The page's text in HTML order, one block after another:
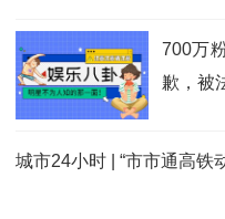
700万
歉，被
城市24小时 | “市市通高铁